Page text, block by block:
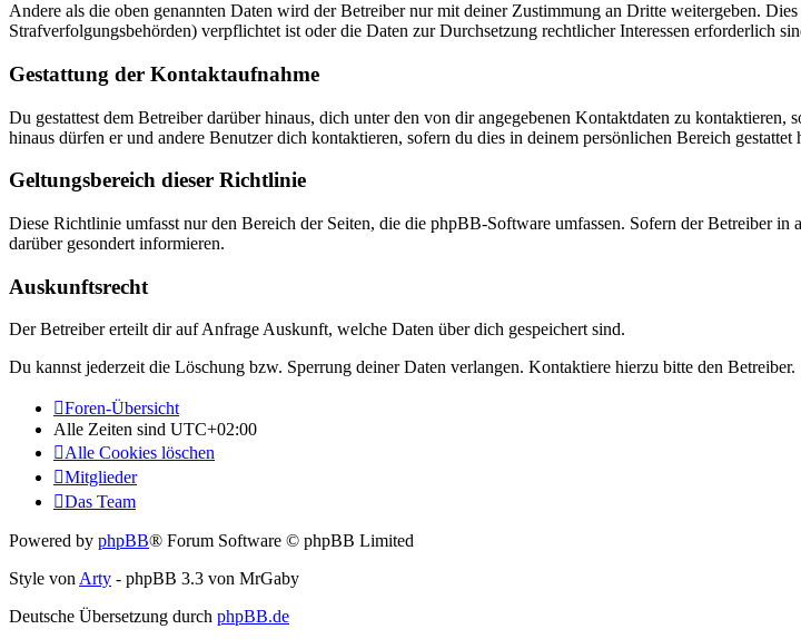
Andere als die oben genannten Daten wird der Betreiber nur mit deiner Zustimmung an Dritte weitergeben.
Strafverfolgungsbehörden) verpflichtet ist oder die Daten zur Durchsetzung rechtlicher Interessen erforderlich
Gestattung der Kontaktaufnahme
Du gestattest dem Betreiber darüber hinaus, dich unter den von dir angegebenen Kontaktdaten zu
hinaus dürfen er und andere Benutzer dich kontaktieren, sofern du dies in deinem persönlichen Bereich gestattet
Geltungsbereich dieser Richtlinie
Diese Richtlinie umfasst nur den Bereich der Seiten, die die phpBB-Software umfassen. Sofern der Betreiber
darüber gesondert informieren.
Auskunftsrecht
Der Betreiber erteilt dir auf Anfrage Auskunft, welche Daten über dich gespeichert sind.
Du kannst jederzeit die Löschung bzw. Sperrung deiner Daten verlangen. Kontaktiere hierzu bitte den Betreiber.
Foren-Übersicht
Alle Zeiten sind UTC+02:00
Alle Cookies löschen
Mitglieder
Das Team
Powered by phpBB® Forum Software © phpBB Limited
Style vonArty - phpBB 3.3 von MrGaby
Deutsche Übersetzung durch phpBB.de